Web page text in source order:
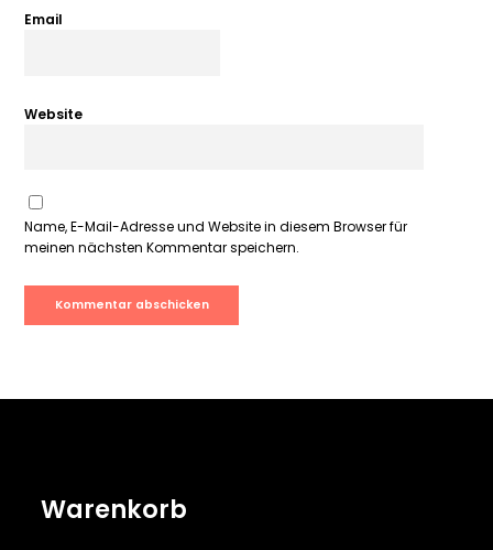
Email
Website
Name, E-Mail-Adresse und Website in diesem Browser für
meinen nächsten Kommentar speichern.
Warenkorb